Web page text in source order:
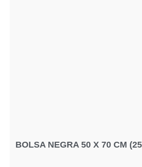
BOLSA NEGRA 50 X 70 CM